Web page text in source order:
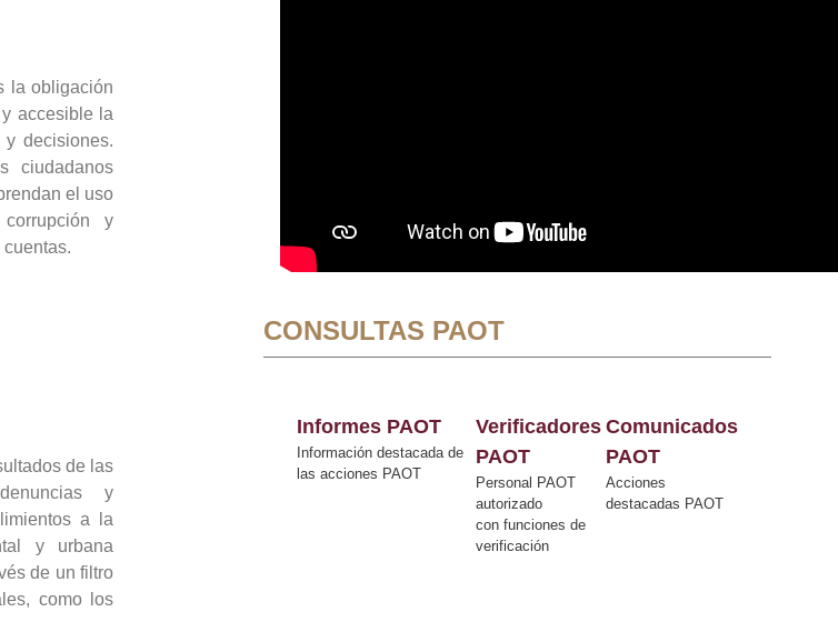
la obligación
accesible la
y decisiones.
ciudadanos
el uso
y
de las
y
a la
y urbana
de un filtro
como los
CONSULTAS PAOT
Informes PAOT
Información destacada de
las acciones PAOT
Verificadores
PAOT
Personal PAOT
autorizado
con funciones de
verificación
Comunicados
PAOT
Acciones
destacadas PAOT